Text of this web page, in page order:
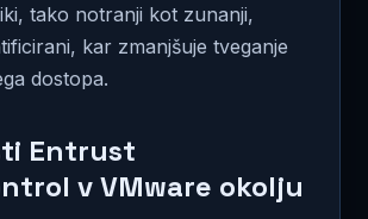
tako notranji kot zunanji,
kar zmanjšuje tveganje
dostopa.
Entrust
v VMware okolju